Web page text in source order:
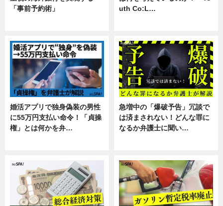
「事前予約術」
uth Co:L…
婚活アプリで独身偽装の男性
に55万円支払い命令！「貞操
権」とは何かを弁…
急増中の「爆破予告」冗談で
は済まされない！どんな罪に
なるか弁護士に聞い…